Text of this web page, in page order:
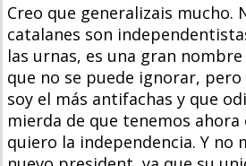
Creo que generalizais mucho.
catalanes son
las urnas, es una gran
que no se puede ignorar, pero
soy el más antifachas y que
mierda de que tenemos ahora
quiero la independencia. Y no